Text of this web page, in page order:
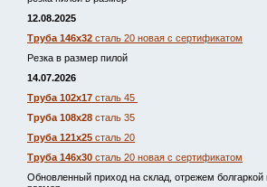
12.08.2025
Труба 146х32 сталь 20 новая с сертификатом
Резка в размер пилой
14.07.2026
Труба 102х17 сталь 45
Труба 108х28 сталь 35
Труба 121х25 сталь 20
Труба 146х30 сталь 20 новая с сертификатом
Обновленный приход на склад, отрежем болгаркой